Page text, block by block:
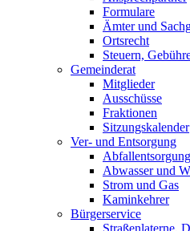
Formulare
Ämter und
Ortsrecht
Steuern,
Gemeinderat
Mitglieder
Ausschüsse
Fraktionen
Sitzungskalender
Ver- und Entsorgung
Abfallentsorgung
Abwasser und
Strom und Gas
Kaminkehrer
Bürgerservice
Straßenlaterne,